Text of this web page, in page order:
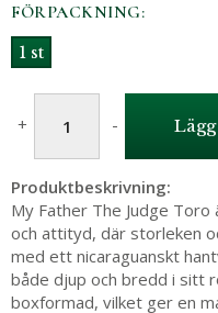
FÖRPACKNING:
1 st
+ -
Produktbeskrivning:
My Father The Judge
och attityd, där storleken
med ett nicaraguanskt
både djup och bredd i sitt
boxformad, vilket ger en